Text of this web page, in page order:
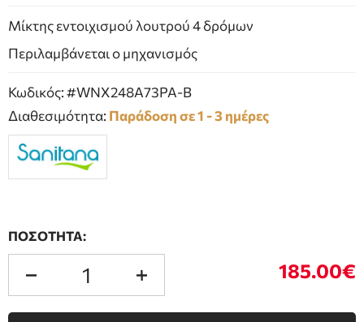
Μίκτης εντοιχισμού λουτρού 4 δρόμων
Περιλαμβάνεται ο μηχανισμός
Κωδικός: #WNX248A73PA-B
Διαθεσιμότητα: Παράδοση σε 1 - 3 ημέρες
ΠΟΣΟΤΗΤΑ:
185.00€